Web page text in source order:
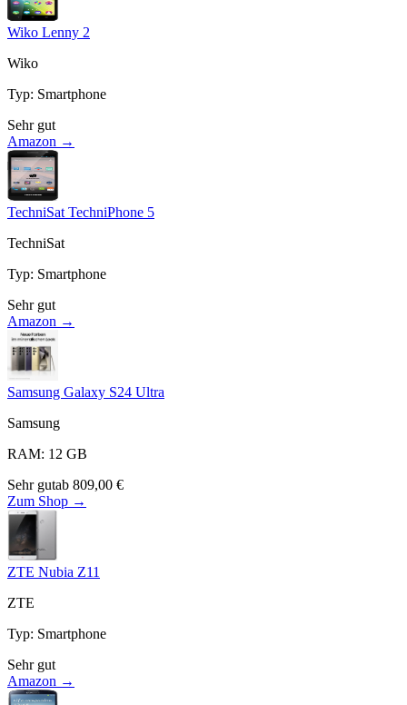
Wiko Lenny 2
Wiko
Typ: Smartphone
Sehr gut
Amazon →
TechniSat TechniPhone 5
TechniSat
Typ: Smartphone
Sehr gut
Amazon →
Samsung Galaxy S24 Ultra
Samsung
RAM: 12 GB
Sehr gutab 809,00 €
Zum Shop →
ZTE Nubia Z11
ZTE
Typ: Smartphone
Sehr gut
Amazon →